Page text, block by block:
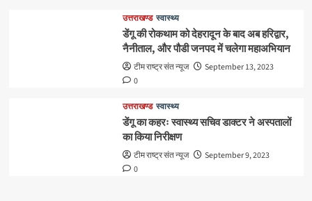
उत्तराखण्ड स्वास्थ्य
डेंगू की रोकथाम को देहरादून के बाद अब हरिद्वार,
नैनीताल, और पौडी जनपद में चलेगा महाअभियान
टीम राष्ट्र संत न्यूज
September 13, 2023
0
उत्तराखण्ड स्वास्थ्य
डेंगू का कहरः स्वास्थ्य सचिव डाक्टर ने अस्पतालों
का किया निरीक्षण
टीम राष्ट्र संत न्यूज
September 9, 2023
0